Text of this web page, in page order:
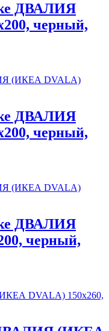
ДВАЛИЯ
черный,
ДВАЛИЯ
черный,
ДВАЛИЯ
черный,